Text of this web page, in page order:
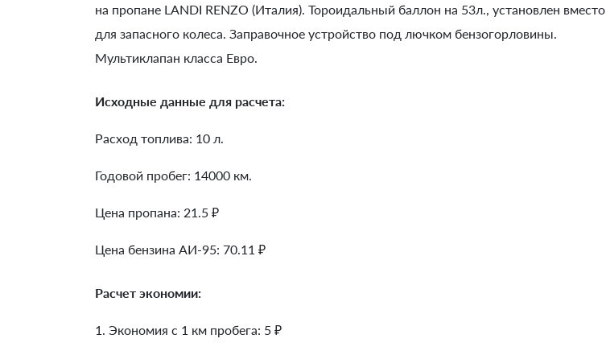
на пропане LANDI RENZO (Италия). Тороидальный баллон на 53л., установлен вместо
для запасного колеса. Заправочное устройство под лючком бензогорловины.
Мультиклапан класса Евро.
Исходные данные для расчета:
Расход топлива: 10 л.
Годовой пробег: 14000 км.
Цена пропана: 21.5 ₽
Цена бензина АИ-95: 70.11 ₽
Расчет экономии:
1. Экономия с 1 км пробега: 5 ₽